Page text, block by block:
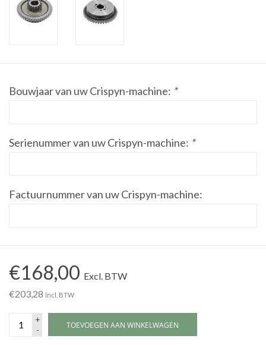
Verspaanbaar materiaal |
Cadeaubonnen &
Bouwjaar van uw Crispyn-machine: *
Serienummer van uw Crispyn-machine: *
Factuurnummer van uw Crispyn-machine:
€168,00 Excl. BTW
€203,28 Incl. BTW
+
-
TOEVOEGEN AAN WINKELWAGEN